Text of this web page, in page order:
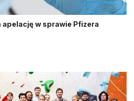
apelację w sprawie Pfizera